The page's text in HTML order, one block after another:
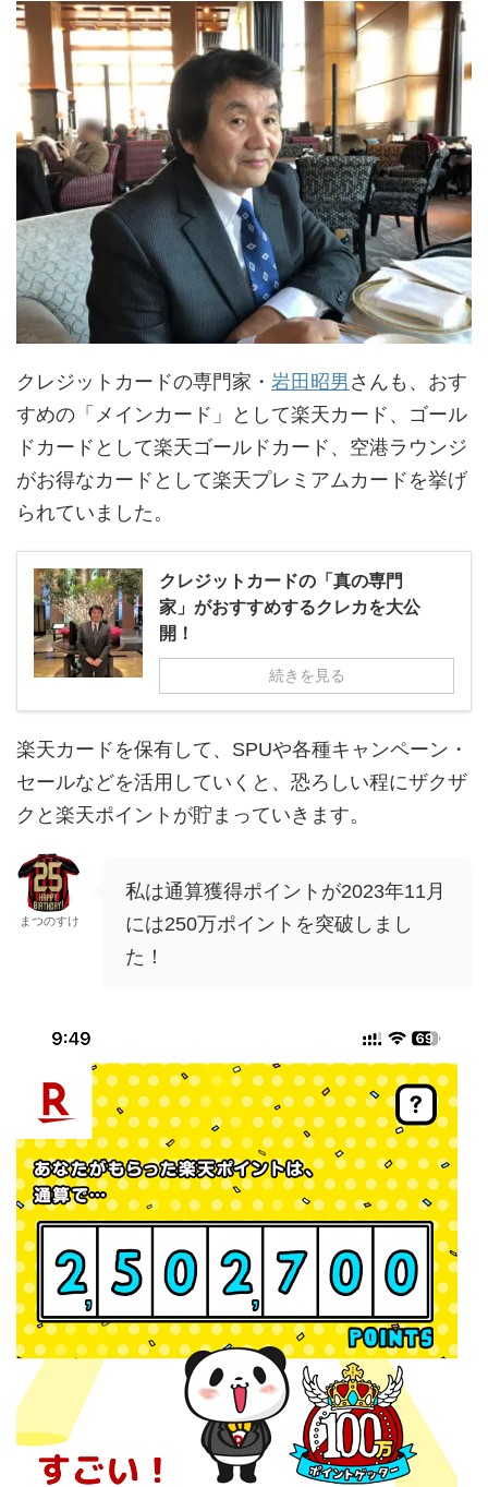
クレジットカードの専門家・ 岩田昭男 さんも、おす
すめの「メインカード」として楽天カード、ゴール
ドカードとして楽天ゴールドカード、空港ラウンジ
がお得なカードとして楽天プレミアムカードを挙げ
られていました。
クレジットカードの「真の専門
家」がおすすめするクレカを大公
開！
続きを見る
楽天カードを保有して、SPUや各種キャンペーン・
セールなどを活用していくと、恐ろしい程にザクザ
クと楽天ポイントが貯まっていきます。
まつのすけ
私は通算獲得ポイントが2023年11月
には250万ポイントを突破しまし
た！